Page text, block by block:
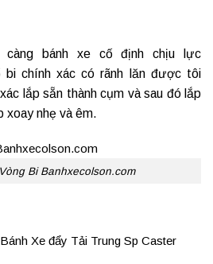
càng bánh xe cố định chịu lực
bi chính xác có rãnh lăn được tôi
lắp sẵn thành cụm và sau đó lắp
xoay nhẹ và êm.
Bi Banhxecolson.com